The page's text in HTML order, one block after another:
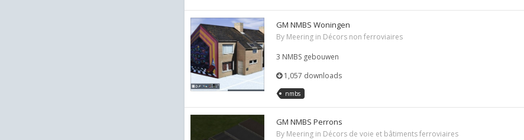
GM NMBS Woningen
By Meering in Décors non ferroviaires
3 NMBS gebouwen
1,057 downloads
nmbs
GM NMBS Perrons
By Meering in Décors de voie et bâtiments ferroviaires